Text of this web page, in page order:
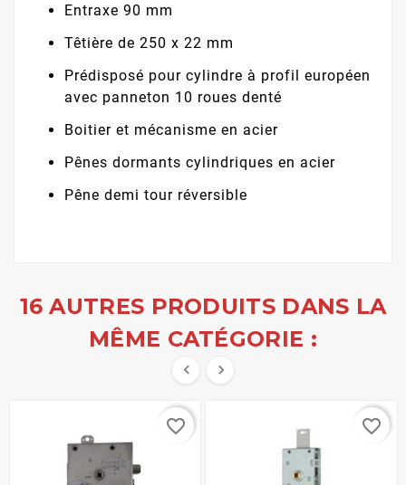
Entraxe 90 mm
Têtière de 250 x 22 mm
Prédisposé pour cylindre à profil européen
avec panneton 10 roues denté
Boitier et mécanisme en acier
Pênes dormants cylindriques en acier
Pêne demi tour réversible
16 AUTRES PRODUITS DANS LA
MÊME CATÉGORIE :
 
favorite_border favorite_border